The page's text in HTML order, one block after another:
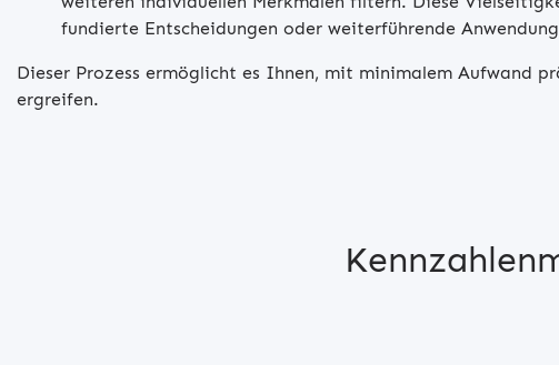
fundierte Entscheidungen oder weiterführende
Dieser Prozess ermöglicht es Ihnen, mit minimalem Aufwand
ergreifen.